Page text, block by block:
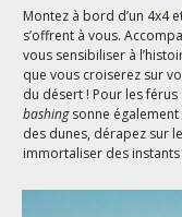
Montez à bord d’un 4x4
s’offrent à vous.
vous sensibiliser à
que vous croiserez sur
du désert ! Pour les
bashingsonne également
des dunes, dérapez sur
immortaliser des